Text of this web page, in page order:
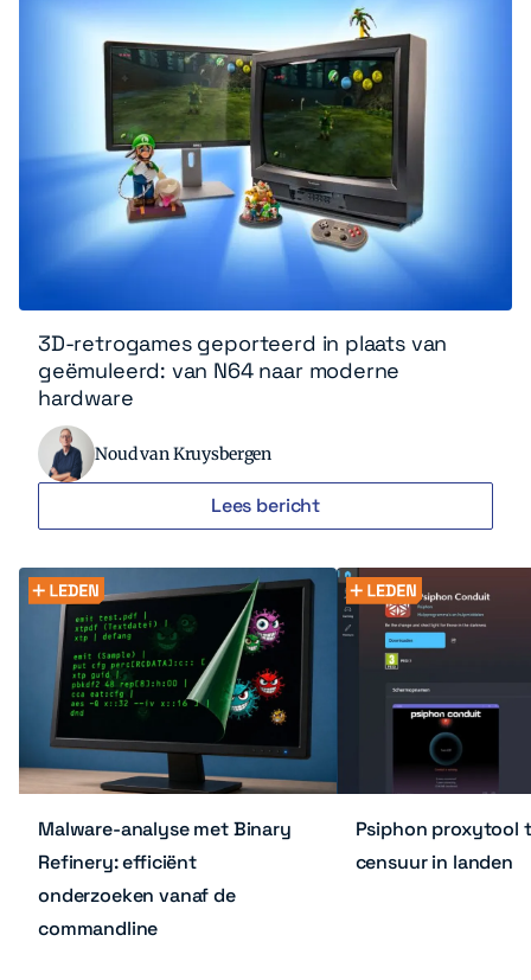
3D-retrogames geporteerd in plaats van
geëmuleerd: van N64 naar moderne
hardware
Noud van Kruysbergen
Lees bericht
Malware-analyse met Binary
Refinery: efficiënt
onderzoeken vanaf de
commandline
Psiphon proxytool
censuur in landen